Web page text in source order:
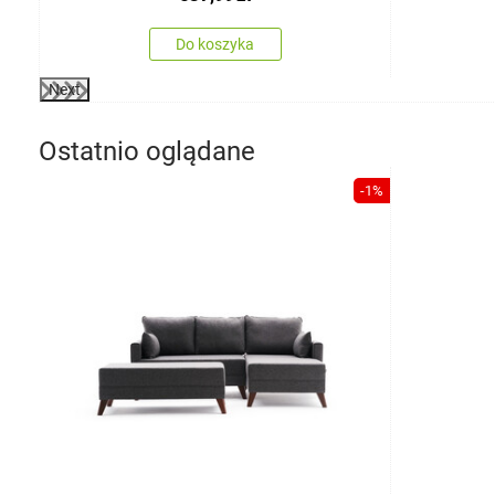
Do koszyka
Next
Ostatnio oglądane
-1%